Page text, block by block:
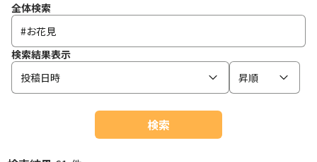
全体検索
検索結果表示
投稿日時
昇順
検索